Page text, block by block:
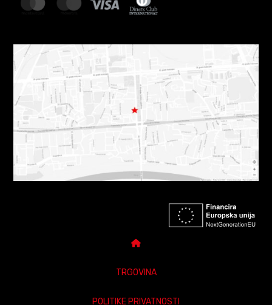
TRGOVINA
POLITIKE PRIVATNOSTI